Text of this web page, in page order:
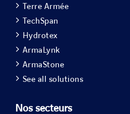
Terre Armée
TechSpan
Hydrotex
ArmaLynk
ArmaStone
See all solutions
Nos secteurs